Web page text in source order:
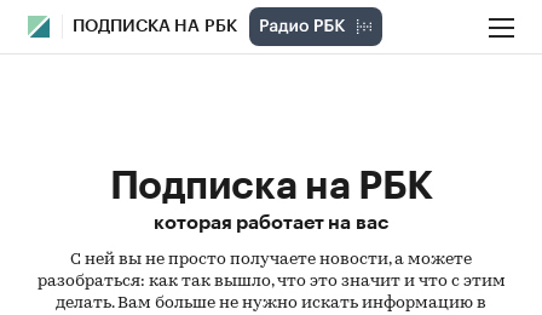
ПОДПИСКА НА РБК
Подписка на РБК
которая работает на вас
С ней вы не просто получаете новости, а можете
разобраться: как так вышло, что это значит и что с этим
делать. Вам больше не нужно искать информацию в